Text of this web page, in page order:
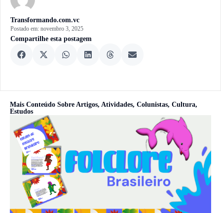
Transformando.com.vc
Postado em: novembro 3, 2025
Compartilhe esta postagem
Mais Conteúdo Sobre Artigos, Atividades, Colunistas, Cultura,
Estudos